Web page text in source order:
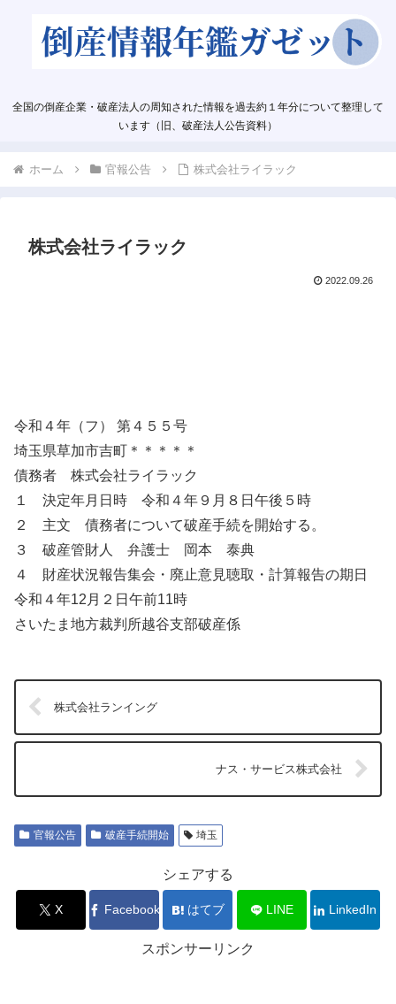
全国の倒産企業・破産法人の周知された情報を過去約１年分について整理して
います（旧、破産法人公告資料）
ホーム 官報公告 株式会社ライラック
株式会社ライラック
2022.09.26
令和４年（フ） 第４５５号
埼玉県草加市吉町＊＊＊＊＊
債務者 株式会社ライラック
１ 決定年月日時 令和４年９月８日午後５時
２ 主文 債務者について破産手続を開始する。
３ 破産管財人 弁護士 岡本 泰典
４ 財産状況報告集会・廃止意見聴取・計算報告の期日
令和４年12月２日午前11時
さいたま地方裁判所越谷支部破産係
株式会社ランイング
ナス・サービス株式会社
官報公告 破産手続開始 埼玉
シェアする
X Facebook はてブ LINE LinkedIn
スポンサーリンク